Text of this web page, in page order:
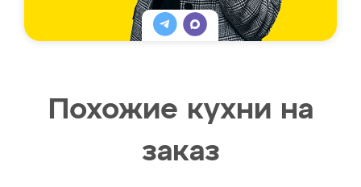
Похожие кухни на
заказ